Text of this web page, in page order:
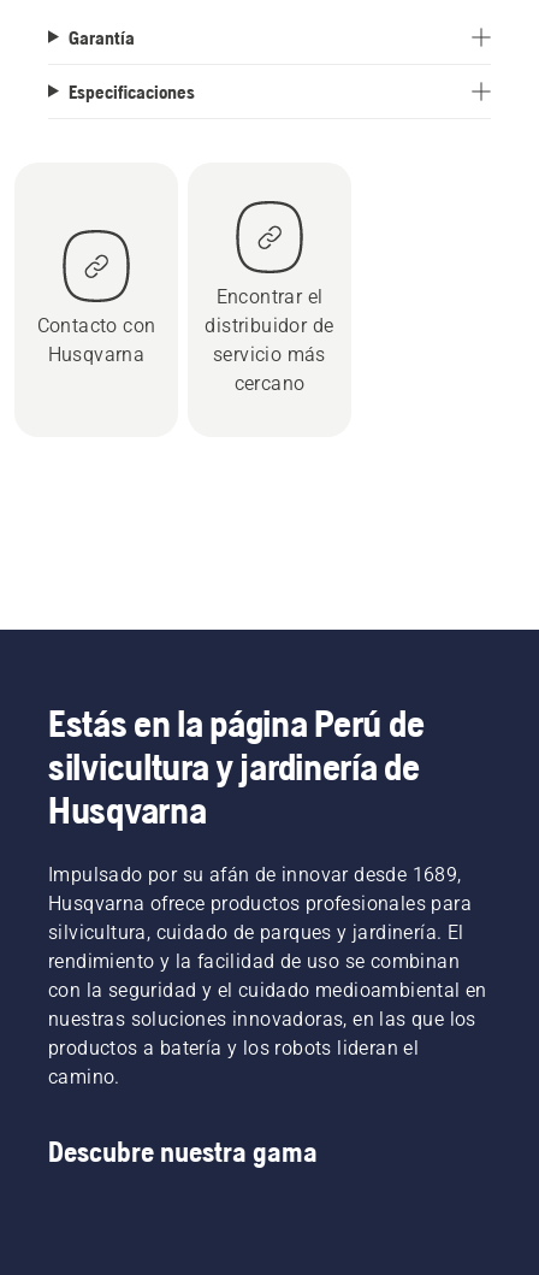
Garantía
Especificaciones
Contacto con
Husqvarna
Encontrar el
distribuidor de
servicio más
cercano
Estás en la página Perú de
silvicultura y jardinería de
Husqvarna
Impulsado por su afán de innovar desde 1689,
Husqvarna ofrece productos profesionales para
silvicultura, cuidado de parques y jardinería. El
rendimiento y la facilidad de uso se combinan
con la seguridad y el cuidado medioambiental en
nuestras soluciones innovadoras, en las que los
productos a batería y los robots lideran el
camino.
Descubre nuestra gama